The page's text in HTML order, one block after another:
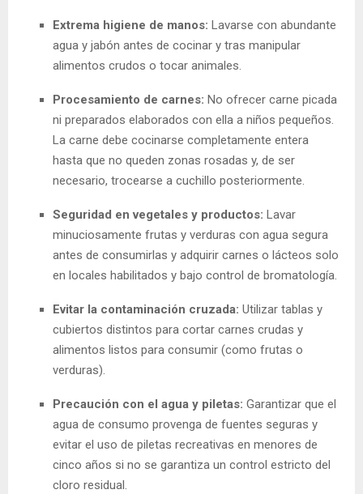
Extrema higiene de manos: Lavarse con abundante
agua y jabón antes de cocinar y tras manipular
alimentos crudos o tocar animales.
Procesamiento de carnes: No ofrecer carne picada
ni preparados elaborados con ella a niños pequeños.
La carne debe cocinarse completamente entera
hasta que no queden zonas rosadas y, de ser
necesario, trocearse a cuchillo posteriormente.
Seguridad en vegetales y productos: Lavar
minuciosamente frutas y verduras con agua segura
antes de consumirlas y adquirir carnes o lácteos solo
en locales habilitados y bajo control de bromatología.
Evitar la contaminación cruzada: Utilizar tablas y
cubiertos distintos para cortar carnes crudas y
alimentos listos para consumir (como frutas o
verduras).
Precaución con el agua y piletas: Garantizar que el
agua de consumo provenga de fuentes seguras y
evitar el uso de piletas recreativas en menores de
cinco años si no se garantiza un control estricto del
cloro residual.